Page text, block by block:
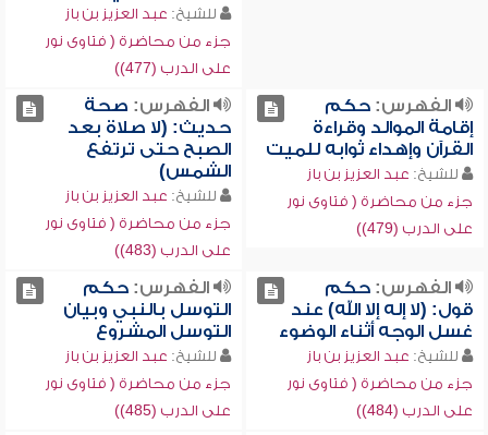
للشيخ: عبد العزيز بن باز
جزء من محاضرة ( فتاوى نور
على الدرب (477))
الفهرس:حكم
إقامة الموالد وقراءة
القرآن وإهداء ثوابه للميت
للشيخ: عبد العزيز بن باز
جزء من محاضرة ( فتاوى نور
على الدرب (479))
الفهرس: صحة
حديث: (لا صلاة بعد
الصبح حتى ترتفع
الشمس)
للشيخ: عبد العزيز بن باز
جزء من محاضرة ( فتاوى نور
على الدرب (483))
الفهرس:حكم
قول: (لا إله إلا الله) عند
غسل الوجه أثناء الوضوء
للشيخ: عبد العزيز بن باز
جزء من محاضرة ( فتاوى نور
على الدرب (484))
الفهرس:حكم
التوسل بالنبي وبيان
التوسل المشروع
للشيخ: عبد العزيز بن باز
جزء من محاضرة ( فتاوى نور
على الدرب (485))